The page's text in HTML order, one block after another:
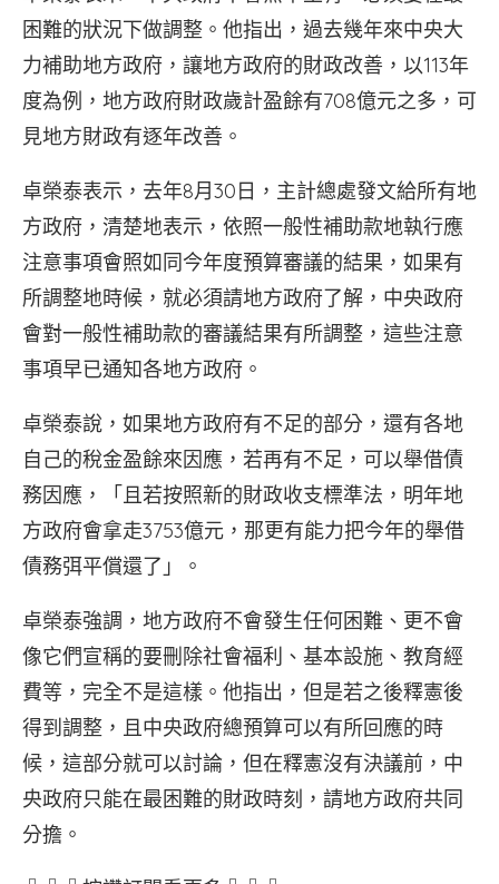
困難的狀況下做調整。他指出，過去幾年來中央大
力補助地方政府，讓地方政府的財政改善，以113年
度為例，地方政府財政歲計盈餘有708億元之多，可
見地方財政有逐年改善。
卓榮泰表示，去年8月30日，主計總處發文給所有地
方政府，清楚地表示，依照一般性補助款地執行應
注意事項會照如同今年度預算審議的結果，如果有
所調整地時候，就必須請地方政府了解，中央政府
會對一般性補助款的審議結果有所調整，這些注意
事項早已通知各地方政府。
卓榮泰說，如果地方政府有不足的部分，還有各地
自己的稅金盈餘來因應，若再有不足，可以舉借債
務因應，「且若按照新的財政收支標準法，明年地
方政府會拿走3753億元，那更有能力把今年的舉借
債務弭平償還了」。
卓榮泰強調，地方政府不會發生任何困難、更不會
像它們宣稱的要刪除社會福利、基本設施、教育經
費等，完全不是這樣。他指出，但是若之後釋憲後
得到調整，且中央政府總預算可以有所回應的時
候，這部分就可以討論，但在釋憲沒有決議前，中
央政府只能在最困難的財政時刻，請地方政府共同
分擔。